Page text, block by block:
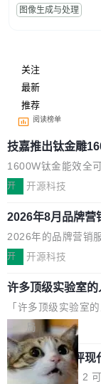
图像生成与处理
关注
最新
推荐
阅读榜单
技嘉推出钛金雕
源：为发烧级主
舰供电方案
1600W钛金能效全
继2026台北电脑展
电源专为发烧级DIY
造，整机长度仅16
与80PLUS钛金能效
实时LCD监控屏，
的严苛使用需求。
600PG5 AI TOP具
机身尺寸大幅精简
功率段机身尺寸十
巧机身有效提升市
开 开源科技
2026年8月品牌营
从流量思维到品
2026年的品牌营销
的价值重构。全球
复合增长率达
元。数字广告与公
25年的8463亿美元
元。数字的背后是
业化营销服务的需
的同时,服务商的竞
开 开源科技
许多顶级实验室
了
「许多顶级实验室
且他们认为 ICLR/
度宣传和欺诈。」
n 这条推文引发了广
话，他是说出了一
局
xAI 前工程师评现
3 开源项目
Flash Attention 2